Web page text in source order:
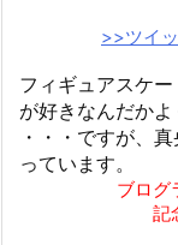
>>ツイ
フィギュアスケ
が好きなんだかよ
・・・ですが、
っています。
ブログ
記